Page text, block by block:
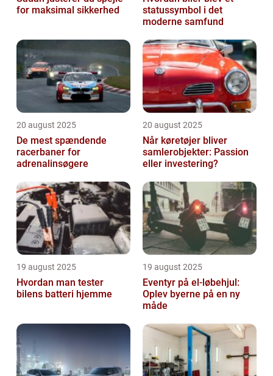
for maksimal sikkerhed
statussymbol i det
moderne samfund
20 august 2025
De mest spændende
racerbaner for
adrenalinsøgere
20 august 2025
Når køretøjer bliver
samlerobjekter: Passion
eller investering?
19 august 2025
Hvordan man tester
bilens batteri hjemme
19 august 2025
Eventyr på el-løbehjul:
Oplev byerne på en ny
måde